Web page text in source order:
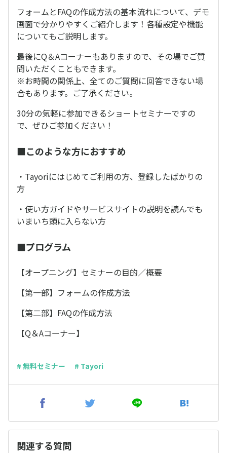
フォームとFAQの作成方法の基本流れについて、デモ
画面で分かりやすくご紹介します！各種設定や機能
についてもご説明します。
最後にQ＆Aコーナーもありますので、その場でご質
問いただくこともできます。
※お時間の関係上、全てのご質問に回答できない場
合もあります。ご了承ください。
30分の気軽に参加できるショートセミナーですの
で、ぜひご参加ください！
■このような方におすすめ
・Tayoriにはじめてご利用の方、登録したばかりの
方
・使い方ガイドやサービスサイトの説明を読んでも
いまいち頭に入らない方
■プログラム
【オープニング】セミナーの目的／概要
【第一部】フォームの作成方法
【第二部】FAQの作成方法
【Q＆Aコーナー】
# 無料セミナー # Tayori
関連する質問